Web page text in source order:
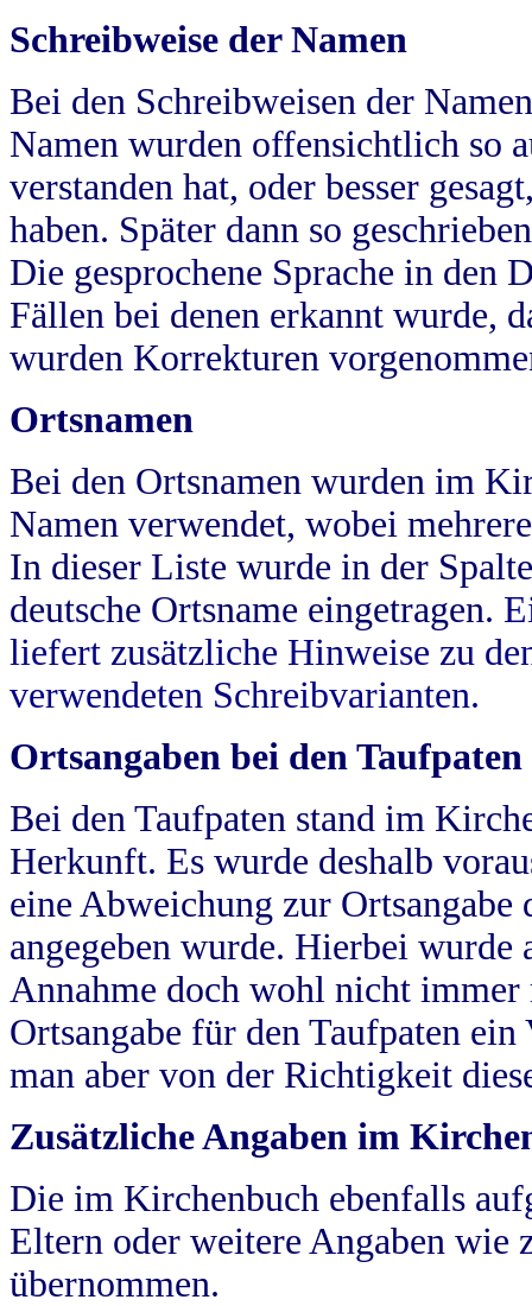
Schreibweise der Namen
Bei den Schreibweisen der
Namen wurden offensichtlich so
verstanden hat, oder besser
haben. Später dann so
Die gesprochene Sprache in
Fällen bei denen erkannt wurde,
wurden Korrekturen
Ortsnamen
Bei den Ortsnamen wurden im
Namen verwendet, wobei
In dieser Liste wurde in der
deutsche Ortsname eingetragen.
liefert zusätzliche Hinweise zu
verwendeten Schreibvarianten.
Ortsangaben bei den Taufpaten
Bei den Taufpaten stand im
Herkunft. Es wurde deshalb
eine Abweichung zur
angegeben wurde. Hierbei wurde
Annahme doch wohl nicht
Ortsangabe für den Taufpaten
man aber von der Richtigkeit
Zusätzliche Angaben im
Die im Kirchenbuch ebenfalls
Eltern oder weitere Angaben wie
übernommen.